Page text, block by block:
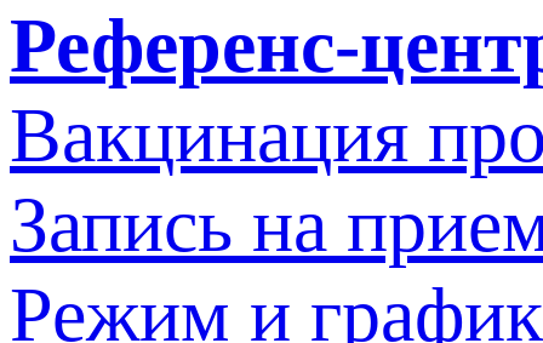
Референс-
Вакцинация
Запись на
Режим и